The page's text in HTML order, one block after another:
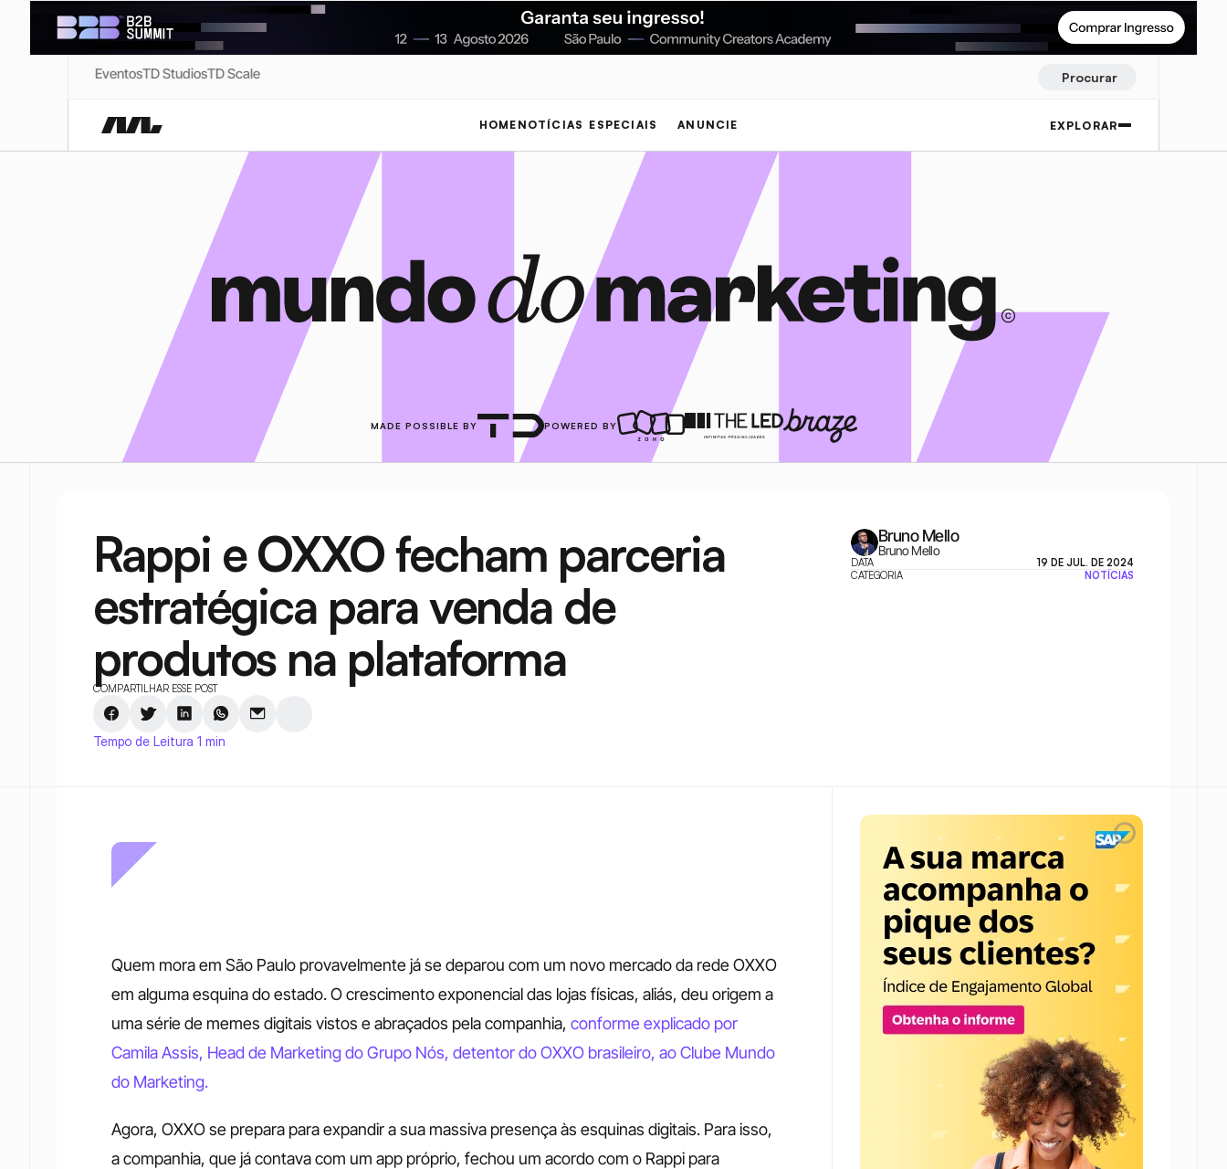
EventosTD StudiosTD Scale Procurar
HOME NOTÍCIAS ESPECIAIS ANUNCIE EXPLORAR
MADE POSSIBLE BY POWERED BY
Rappi e OXXO fecham parceria
estratégica para venda de
produtos na plataforma
COMPARTILHAR ESSE POST
Tempo de Leitura 1 min
Bruno Mello
Bruno Mello
DATA
19 DE JUL. DE 2024
CATEGORIA
NOTÍCIAS
Quem mora em São Paulo provavelmente já se deparou com um novo mercado da rede OXXO
em alguma esquina do estado. O crescimento exponencial das lojas físicas, aliás, deu origem a
uma série de memes digitais vistos e abraçados pela companhia, conforme explicado por
Camila Assis, Head de Marketing do Grupo Nós, detentor do OXXO brasileiro, ao Clube Mundo
do Marketing.
Agora, OXXO se prepara para expandir a sua massiva presença às esquinas digitais. Para isso,
a companhia, que já contava com um app próprio, fechou um acordo com o Rappi para